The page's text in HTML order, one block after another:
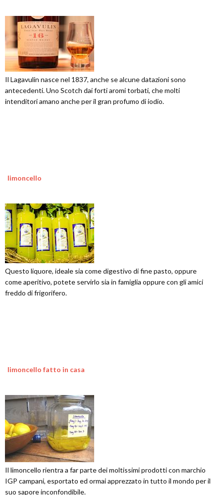
Il Lagavulin nasce nel 1837, anche se alcune datazioni sono
antecedenti. Uno Scotch dai forti aromi torbati, che molti
intenditori amano anche per il gran profumo di iodio.
limoncello
Questo liquore, ideale sia come digestivo di fine pasto, oppure
come aperitivo, potete servirlo sia in famiglia oppure con gli amici
freddo di frigorifero.
limoncello fatto in casa
Il limoncello rientra a far parte dei moltissimi prodotti con marchio
IGP campani, esportato ed ormai apprezzato in tutto il mondo per il
suo sapore inconfondibile.